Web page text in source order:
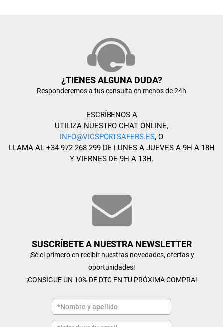
¿TIENES ALGUNA DUDA?
Responderemos a tus consulta en menos de 24h
ESCRÍBENOS A
UTILIZA NUESTRO CHAT ONLINE,
INFO@VICSPORTSAFERS.ES, O
LLAMA AL +34 972 268 299 DE LUNES A JUEVES A 9H A 18H
Y VIERNES DE 9H A 13H.
SUSCRÍBETE A NUESTRA NEWSLETTER
¡Sé el primero en recibir nuestras novedades, ofertas y
oportunidades!
¡CONSIGUE UN 10% DE DTO EN TU PRÓXIMA COMPRA!